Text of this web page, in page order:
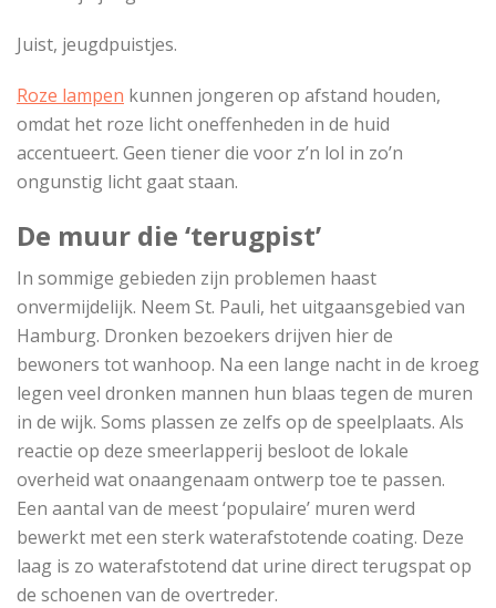
Juist, jeugdpuistjes.
Roze lampen kunnen jongeren op afstand houden,
omdat het roze licht oneffenheden in de huid
accentueert. Geen tiener die voor z’n lol in zo’n
ongunstig licht gaat staan.
De muur die ‘terugpist’
In sommige gebieden zijn problemen haast
onvermijdelijk. Neem St. Pauli, het uitgaansgebied van
Hamburg. Dronken bezoekers drijven hier de
bewoners tot wanhoop. Na een lange nacht in de kroeg
legen veel dronken mannen hun blaas tegen de muren
in de wijk. Soms plassen ze zelfs op de speelplaats. Als
reactie op deze smeerlapperij besloot de lokale
overheid wat onaangenaam ontwerp toe te passen.
Een aantal van de meest ‘populaire’ muren werd
bewerkt met een sterk waterafstotende coating. Deze
laag is zo waterafstotend dat urine direct terugspat op
de schoenen van de overtreder.